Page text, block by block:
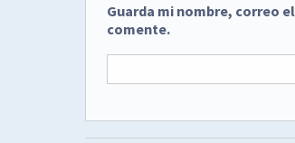
Guarda mi nombre, correo
comente.